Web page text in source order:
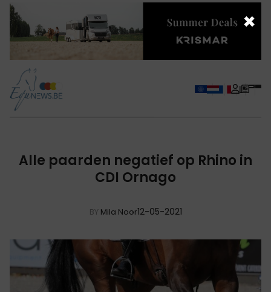
Alle paarden negatief op Rhino in
CDI Ornago
BY Mila Noor12-05-2021
×